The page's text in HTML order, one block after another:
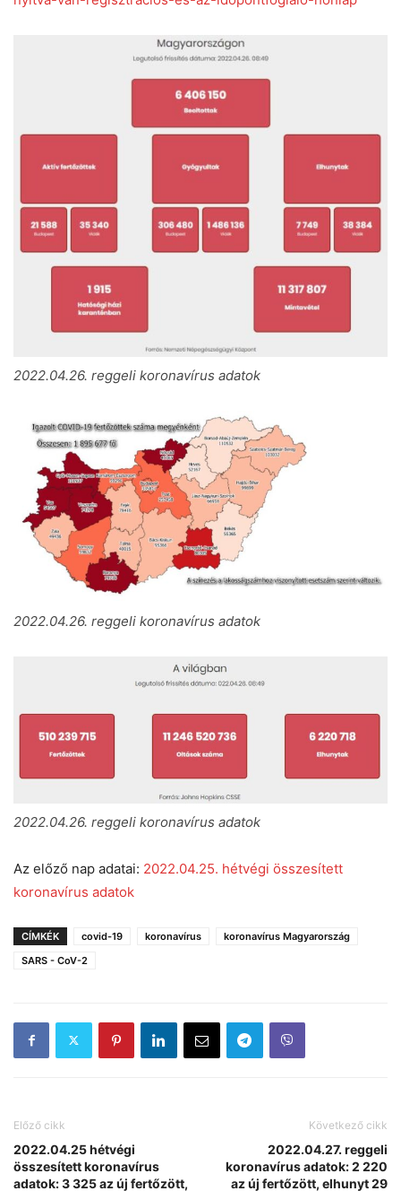
2022.04.26. reggeli koronavírus adatok
2022.04.26. reggeli koronavírus adatok
2022.04.26. reggeli koronavírus adatok
Az előző nap adatai: 2022.04.25. hétvégi összesített
koronavírus adatok
CÍMKÉK covid-19 koronavírus
koronavírus Magyarország
SARS - CoV-2
Előző cikk
2022.04.25 hétvégi
összesített koronavírus
adatok: 3 325 az új fertőzött,
Következő cikk
2022.04.27. reggeli
koronavírus adatok: 2 220
az új fertőzött, elhunyt 29